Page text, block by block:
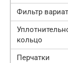
Фильтр
кольцо
Перчатки